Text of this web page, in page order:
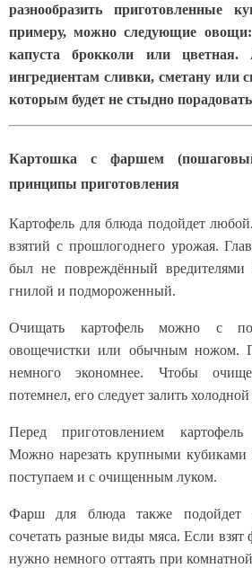
разнообразить приготовленные
примеру, можно следующие
капуста брокколи или
ингредиентам сливки, сметану или
которым будет не стыдно
Картошка с фаршем
принципы приготовления
Картофель для блюда подойдет
взятий с прошлогоднего урожая.
был не повреждённый
гнилой и подмороженный.
Очищать картофель можно с
овощечистки или обычным ножом.
немного экономнее. Чтобы
потемнел, его следует залить
Перед приготовлением картофель
Можно нарезать крупными
поступаем и с очищенным луком.
Фарш для блюда также
сочетать разные виды мяса. Если
нужно немного оттаять при